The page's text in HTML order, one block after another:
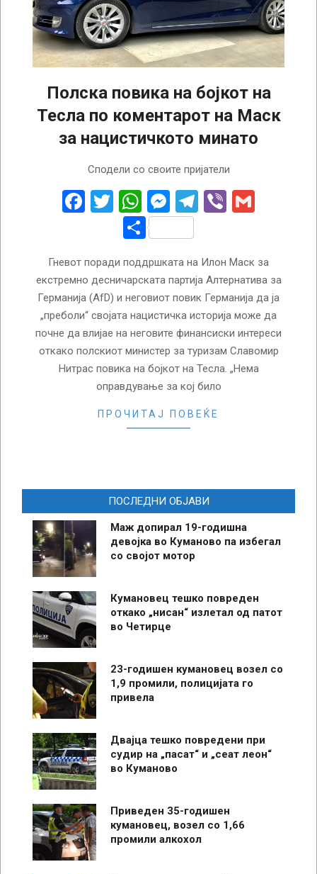
Полска повика на бојкот на
Тесла по коментарот на Маск
за нацистичкото минато
Сподели со своите пријатели
Facebook
Twitter
WhatsApp
Messenger
Telegram
Viber
Share
Гневот поради поддршката на Илон Маск за
екстремно десничарската партија Алтернатива за
Германија (AfD) и неговиот повик Германија да ја
„преболи“ својата нацистичка историја може да
почне да влијае на неговите финансиски интереси
откако полскиот министер за туризам Славомир
Нитрас повика на бојкот на Тесла. „Нема
оправдување за кој било
ПРОЧИТАЈ ПОВЕЌЕ
ПОСЛЕДНИ ОБЈАВИ
Маж допирал 19-годишна
девојка во Куманово па избегал
со својот мотор
Кумановец тешко повреден
откако „нисан“ излетал од патот
во Четирце
23-годишен кумановец возел со
1,9 промили, полицијата го
привела
Двајца тешко повредени при
судир на „пасат“ и „сеат леон“
во Куманово
Приведен 35-годишен
кумановец, возел со 1,66
промили алкохол